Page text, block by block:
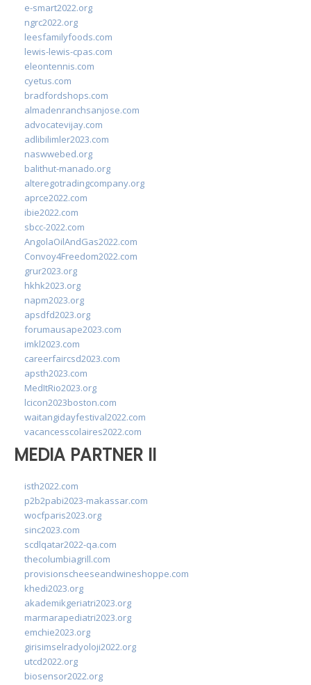
e-smart2022.org
ngrc2022.org
leesfamilyfoods.com
lewis-lewis-cpas.com
eleontennis.com
cyetus.com
bradfordshops.com
almadenranchsanjose.com
advocatevijay.com
adlibilimler2023.com
naswwebed.org
balithut-manado.org
alteregotradingcompany.org
aprce2022.com
ibie2022.com
sbcc-2022.com
AngolaOilAndGas2022.com
Convoy4Freedom2022.com
grur2023.org
hkhk2023.org
napm2023.org
apsdfd2023.org
forumausape2023.com
imkl2023.com
careerfaircsd2023.com
apsth2023.com
MedItRio2023.org
lcicon2023boston.com
waitangidayfestival2022.com
vacancesscolaires2022.com
MEDIA PARTNER II
isth2022.com
p2b2pabi2023-makassar.com
wocfparis2023.org
sinc2023.com
scdlqatar2022-qa.com
thecolumbiagrill.com
provisionscheeseandwineshoppe.com
khedi2023.org
akademikgeriatri2023.org
marmarapediatri2023.org
emchie2023.org
girisimselradyoloji2022.org
utcd2022.org
biosensor2022.org